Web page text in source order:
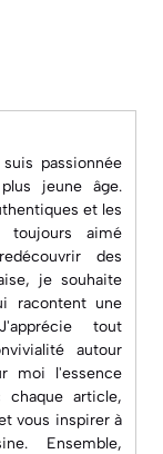
passionnée
jeune âge.
et les
toujours aimé
des
, je souhaite
racontent une
tout
autour
moi l'essence
chaque article,
vous inspirer à
Ensemble,